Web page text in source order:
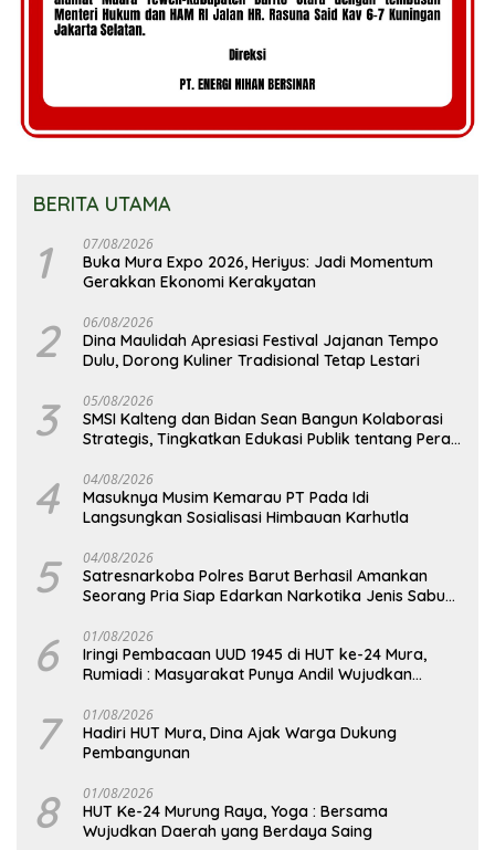
BERITA UTAMA
1 07/08/2026
Buka Mura Expo 2026, Heriyus: Jadi Momentum
Gerakkan Ekonomi Kerakyatan
2 06/08/2026
Dina Maulidah Apresiasi Festival Jajanan Tempo
Dulu, Dorong Kuliner Tradisional Tetap Lestari
3 05/08/2026
SMSI Kalteng dan Bidan Sean Bangun Kolaborasi
Strategis, Tingkatkan Edukasi Publik tentang Peran
4 04/08/2026
Masuknya Musim Kemarau PT Pada Idi
Langsungkan Sosialisasi Himbauan Karhutla
5 04/08/2026
Satresnarkoba Polres Barut Berhasil Amankan
Seorang Pria Siap Edarkan Narkotika Jenis Sabu
6 01/08/2026
Iringi Pembacaan UUD 1945 di HUT ke-24 Mura,
Rumiadi : Masyarakat Punya Andil Wujudkan
7 01/08/2026
Hadiri HUT Mura, Dina Ajak Warga Dukung
Pembangunan
8 01/08/2026
HUT Ke-24 Murung Raya, Yoga : Bersama
Wujudkan Daerah yang Berdaya Saing